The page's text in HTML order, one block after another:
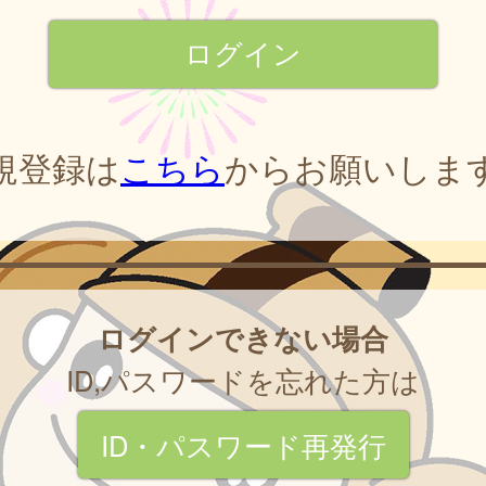
登録はこちらからお願いしま
ログインできない場合
ID,パスワードを忘れた方は
ID・パスワード再発行